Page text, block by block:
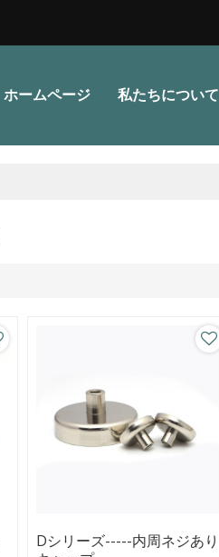
ホームページ 私たちについて
Dシリーズ-----内周ネジあり